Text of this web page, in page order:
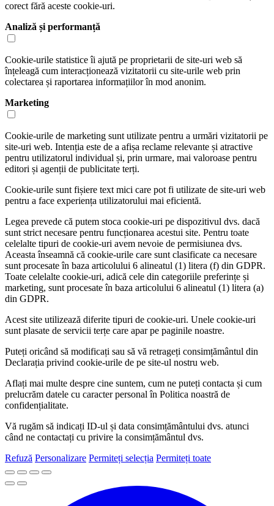
corect fără aceste cookie-uri.
Analiză și performanță
Cookie-urile statistice îi ajută pe proprietarii de site-uri web să
înțeleagă cum interacționează vizitatorii cu site-urile web prin
colectarea și raportarea informațiilor în mod anonim.
Marketing
Cookie-urile de marketing sunt utilizate pentru a urmări vizitatorii pe
site-uri web. Intenția este de a afișa reclame relevante și atractive
pentru utilizatorul individual și, prin urmare, mai valoroase pentru
editori și agenții de publicitate terți.
Cookie-urile sunt fișiere text mici care pot fi utilizate de site-uri web
pentru a face experiența utilizatorului mai eficientă.
Legea prevede că putem stoca cookie-uri pe dispozitivul dvs. dacă
sunt strict necesare pentru funcționarea acestui site. Pentru toate
celelalte tipuri de cookie-uri avem nevoie de permisiunea dvs.
Aceasta înseamnă că cookie-urile care sunt clasificate ca necesare
sunt procesate în baza articolului 6 alineatul (1) litera (f) din GDPR.
Toate celelalte cookie-uri, adică cele din categoriile preferințe și
marketing, sunt procesate în baza articolului 6 alineatul (1) litera (a)
din GDPR.
Acest site utilizează diferite tipuri de cookie-uri. Unele cookie-uri
sunt plasate de servicii terțe care apar pe paginile noastre.
Puteți oricând să modificați sau să vă retrageți consimțământul din
Declarația privind cookie-urile de pe site-ul nostru web.
Aflați mai multe despre cine suntem, cum ne puteți contacta și cum
prelucrăm datele cu caracter personal în Politica noastră de
confidențialitate.
Vă rugăm să indicați ID-ul și data consimțământului dvs. atunci
când ne contactați cu privire la consimțământul dvs.
Refuză Personalizare Permiteți selecția Permiteți toate